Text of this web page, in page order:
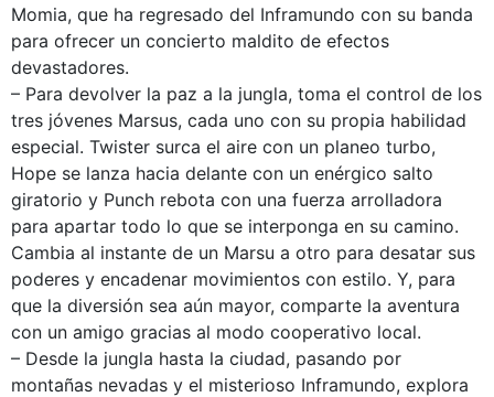
Momia, que ha regresado del Inframundo con su banda
para ofrecer un concierto maldito de efectos
devastadores.
– Para devolver la paz a la jungla, toma el control de los
tres jóvenes Marsus, cada uno con su propia habilidad
especial. Twister surca el aire con un planeo turbo,
Hope se lanza hacia delante con un enérgico salto
giratorio y Punch rebota con una fuerza arrolladora
para apartar todo lo que se interponga en su camino.
Cambia al instante de un Marsu a otro para desatar sus
poderes y encadenar movimientos con estilo. Y, para
que la diversión sea aún mayor, comparte la aventura
con un amigo gracias al modo cooperativo local.
– Desde la jungla hasta la ciudad, pasando por
montañas nevadas y el misterioso Inframundo, explora